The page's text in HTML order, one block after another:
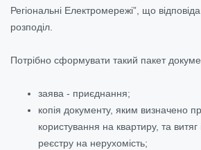
Регіональні Електромережі”, що
розподіл.
Потрібно сформувати такий пакет
заява - приєднання;
копія документу, яким визначено
користування на квартиру, та витяг
реєстру на нерухомість;